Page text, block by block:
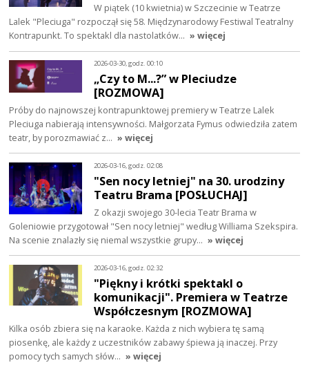
W piątek (10 kwietnia) w Szczecinie w Teatrze
Lalek "Pleciuga" rozpoczął się 58. Międzynarodowy Festiwal Teatralny
Kontrapunkt. To spektakl dla nastolatków… » więcej
2026-03-30, godz. 00:10
„Czy to M...?” w Pleciudze
[ROZMOWA]
Próby do najnowszej kontrapunktowej premiery w Teatrze Lalek
Pleciuga nabierają intensywności. Małgorzata Fymus odwiedziła zatem
teatr, by porozmawiać z… » więcej
2026-03-16, godz. 02:08
"Sen nocy letniej" na 30. urodziny
Teatru Brama [POSŁUCHAJ]
Z okazji swojego 30-lecia Teatr Brama w
Goleniowie przygotował "Sen nocy letniej" według Williama Szekspira.
Na scenie znalazły się niemal wszystkie grupy… » więcej
2026-03-16, godz. 02:32
"Piękny i krótki spektakl o
komunikacji". Premiera w Teatrze
Współczesnym [ROZMOWA]
Kilka osób zbiera się na karaoke. Każda z nich wybiera tę samą
piosenkę, ale każdy z uczestników zabawy śpiewa ją inaczej. Przy
pomocy tych samych słów… » więcej